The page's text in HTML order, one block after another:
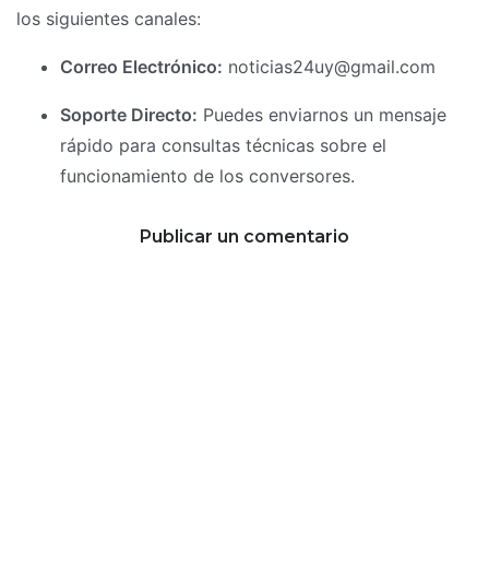
los siguientes canales:
Correo Electrónico: noticias24uy@gmail.com
Soporte Directo: Puedes enviarnos un mensaje
rápido para consultas técnicas sobre el
funcionamiento de los conversores.
Publicar un comentario